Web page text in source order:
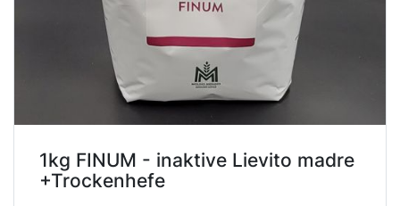
1kg FINUM - inaktive Lievito madre
+Trockenhefe